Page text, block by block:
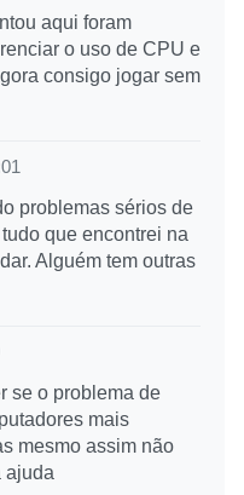
aqui foram
o uso de CPU e
consigo jogar sem
problemas sérios de
que encontrei na
Alguém tem outras
se o problema de
mais
mesmo assim não
ajuda